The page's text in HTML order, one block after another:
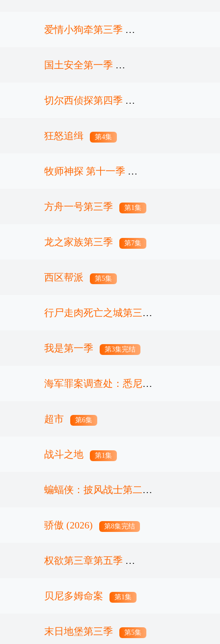
第12集完结
爱情小狗牵第三季
第3集
国土安全第一季
第12集完结
切尔西侦探第四季
第1集
狂怒追缉 第4集
牧师神探 第十一季
第8集
方舟一号第三季 第1集
龙之家族第三季 第7集
西区帮派 第5集
行尸走肉死亡之城第三季
第2集
我是第一季 第3集完结
海军罪案调查处：悉尼第
三季 第17集
超市 第6集
战斗之地 第1集
蝙蝠侠：披风战士第二季
第10集完结
骄傲 (2026) 第8集完结
权欲第三章第五季
第7集
贝尼多姆命案 第1集
末日地堡第三季 第5集